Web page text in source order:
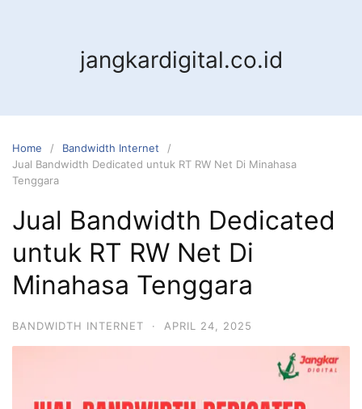
jangkardigital.co.id
Home
Bandwidth Internet
Jual Bandwidth Dedicated untuk RT RW Net Di Minahasa
Tenggara
Jual Bandwidth Dedicated
untuk RT RW Net Di
Minahasa Tenggara
BANDWIDTH INTERNET · APRIL 24, 2025